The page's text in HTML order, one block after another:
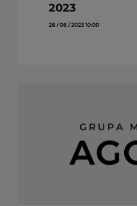
2023
26 / 06 / 2023 10:00